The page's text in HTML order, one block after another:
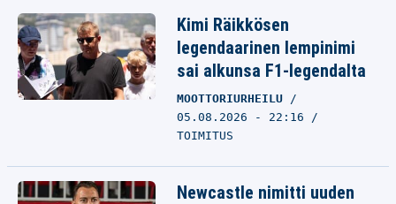
Kimi Räikkösen
legendaarinen lempinimi
sai alkunsa F1-legendalta
MOOTTORIURHEILU
05.08.2026 - 22:16
TOIMITUS
Newcastle nimitti uuden